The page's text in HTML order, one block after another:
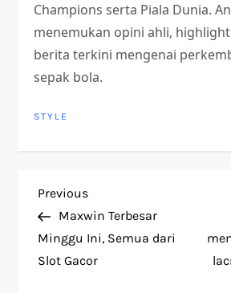
Champions serta Piala Dunia.
menemukan opini ahli,
berita terkini mengenai
sepak bola.
STYLE
P
o
s
Previous
Post
Previous
Maxwin Terbesar
Minggu Ini, Semua dari
Slot Gacor